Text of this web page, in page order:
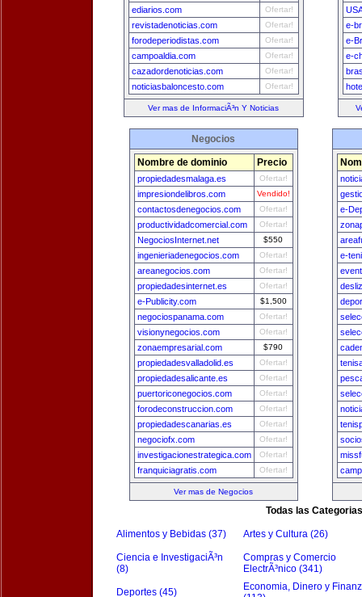
ediarios.com Ofertar!
revistadenoticias.com Ofertar!
forodeperiodistas.com Ofertar!
campoaldia.com Ofertar!
cazadordenoticias.com Ofertar!
noticiasbaloncesto.com Ofertar!
Ver mas de InformaciÃ³n Y Noticias
e-
e-
e-
Negocios
Nombre de dominio Precio
propiedadesmalaga.es Ofertar!
impresiondelibros.com Vendido!
contactosdenegocios.com Ofertar!
productividadcomercial.com Ofertar!
NegociosInternet.net $550
ingenieriadenegocios.com Ofertar!
areanegocios.com Ofertar!
propiedadesinternet.es Ofertar!
e-Publicity.com $1,500
negociospanama.com Ofertar!
visionynegocios.com Ofertar!
zonaempresarial.com $790
propiedadesvalladolid.es Ofertar!
propiedadesalicante.es Ofertar!
puertoriconegocios.com Ofertar!
forodeconstruccion.com Ofertar!
propiedadescanarias.es Ofertar!
negociofx.com Ofertar!
investigacionestrategica.com Ofertar!
franquiciagratis.com Ofertar!
Ver mas de Negocios
e-
e-
Todas las Categorias
Alimentos y Bebidas (37) Artes y Cultura (26)
Ciencia e InvestigaciÃ³n
(8)
Compras y Comercio
ElectrÃ³nico (341)
Deportes (45)
Economia, Dinero y